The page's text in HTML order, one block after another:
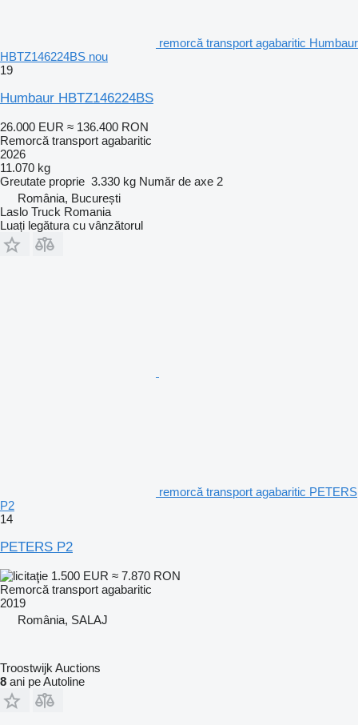
remorcă transport agabaritic Humbaur
HBTZ146224BS nou
19
Humbaur HBTZ146224BS
26.000 EUR ≈ 136.400 RON
Remorcă transport agabaritic
2026
11.070 kg
Greutate proprie 3.330 kg Număr de axe 2
România, București
Laslo Truck Romania
Luați legătura cu vânzătorul
remorcă transport agabaritic PETERS
P2
14
PETERS P2
1.500 EUR ≈ 7.870 RON
Remorcă transport agabaritic
2019
România, SALAJ
Troostwijk Auctions
8 ani pe Autoline